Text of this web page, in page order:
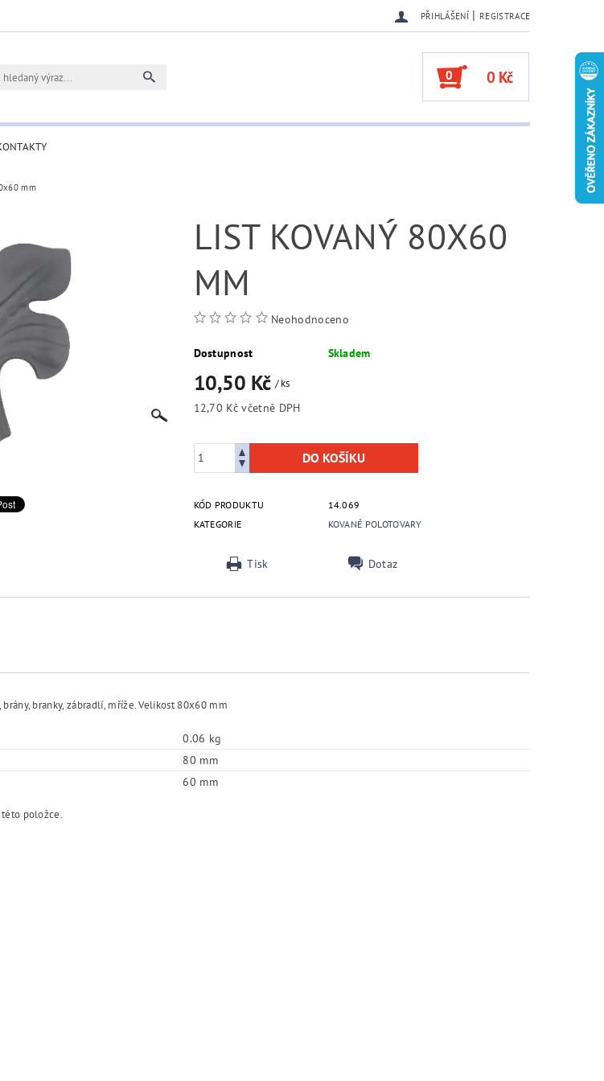
PŘIHLÁŠENÍ | REGISTRACE
0 0 Kč
mm
LIST KOVANÝ 80X60
MM
Neohodnoceno
Dostupnost Skladem
10,50 Kč/ ks
12,70 Kč včetně DPH
KÓD PRODUKTU
14.069
KATEGORIE
KOVANÉ POLOTOVARY
Tisk Dotaz
branky, zábradlí, mříže. Velikost 80x60 mm
0.06 kg
80 mm
60 mm
položce.